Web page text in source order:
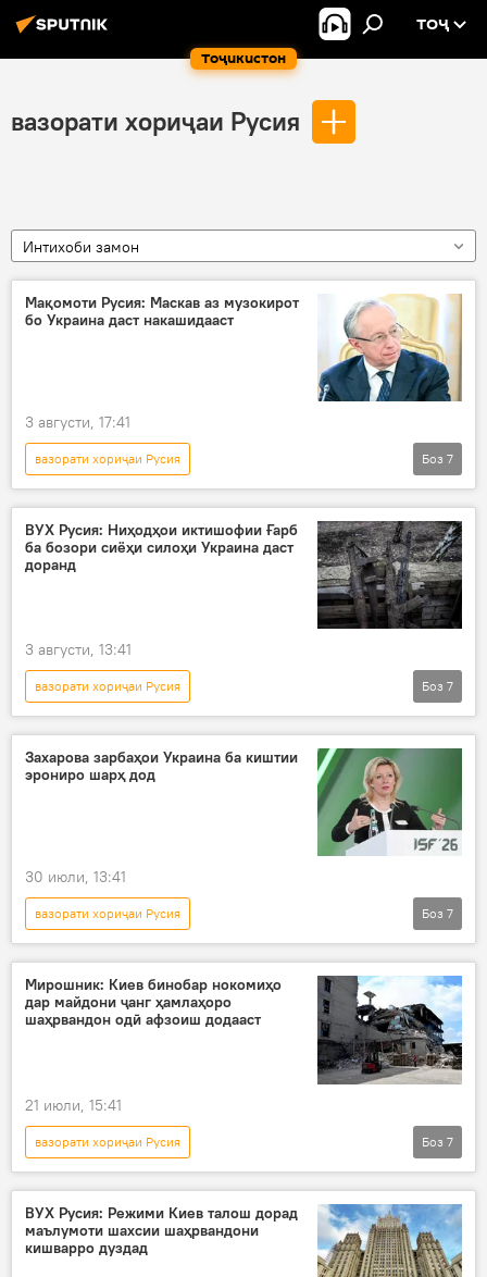
Тоҷикистон
ТОҶ
вазорати хориҷаи Русия
Интихоби замон
Мақомоти Русия: Маскав аз музокирот
бо Украина даст накашидааст
3 августи, 17:41
вазорати хориҷаи Русия
Амалиёти вижаи Русия барои ҳимояи Донбасс: охирин хабарҳо
Украина
Ғарб
амалиёти вижа
музокирот
ҳалли низоъ Русия
Боз 7
ВУХ Русия: Ниҳодҳои иктишофии Ғарб
ба бозори сиёҳи силоҳи Украина даст
доранд
3 августи, 13:41
вазорати хориҷаи Русия
Амалиёти вижаи Русия барои ҳимояи Донбасс: охирин хабарҳо
Украина
амалиёти вижа
артиш
аслиҳа
бозор
Боз 7
Захарова зарбаҳои Украина ба киштии
эрониро шарҳ дод
30 июли, 13:41
вазорати хориҷаи Русия
Амалиёти вижаи Русия барои ҳимояи Донбасс: охирин хабарҳо
Украина
Эрон
Русия
ҳамлаи террористӣ
амалиёти вижа
Боз 7
Мирошник: Киев бинобар нокомиҳо
дар майдони ҷанг ҳамлаҳоро
шаҳрвандон одӣ афзоиш додааст
21 июли, 15:41
вазорати хориҷаи Русия
Амалиёти вижаи Русия барои ҳимояи Донбасс: охирин хабарҳо
Украина
Киев
ҳамалоти террористӣ
шаҳрвандон
Боз 7
ВУХ Русия: Режими Киев талош дорад
маълумоти шахсии шаҳрвандони
кишварро дуздад